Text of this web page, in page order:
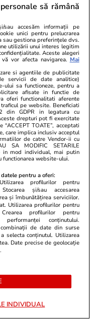
i-a
Avantaje.ro
Cum arată
ce și-a
purtat
să nu sperii
08 aug.
să rămână
sau accesăm informații pe
unici pentru prelucrarea
sau gestiona preferințele dvs.
utilizării unui interes legitim
Aceste alegeri
vor afecta navigarea. Mai
si agentiile de publicitate
servicii de date analitice)
sa functioneze, pentru a
afisate in functie de
oferi functionalitati aferente
pe website. Beneficiati
din GDPR in legatura cu
drepturi pot fi exercitate
“ACCEPT TOATE”, acceptati
care implica inclusiv acceptul
de catre Vendor-ii cu
SA MODIFIC SETARILE
in mod individual, mai putin
functionarea website-ului.
pentru a oferi:
profilurilor pentru
și/sau accesarea
și îmbunătățirea serviciilor.
Utilizarea profilurilor pentru
profilurilor pentru
conținutului.
de date din surse
selecta conținutul. Utilizarea
Date precise de geolocație
INDIVIDUAL